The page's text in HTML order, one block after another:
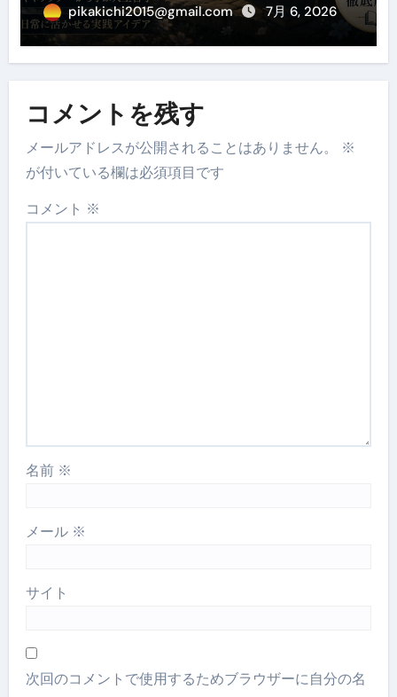
pikakichi2015@gmail.com 7月 6, 2026
コメントを残す
メールアドレスが公開されることはありません。
※
が付いている欄は必須項目です
コメント ※
名前 ※
メール ※
サイト
次回のコメントで使用するためブラウザーに自分の名